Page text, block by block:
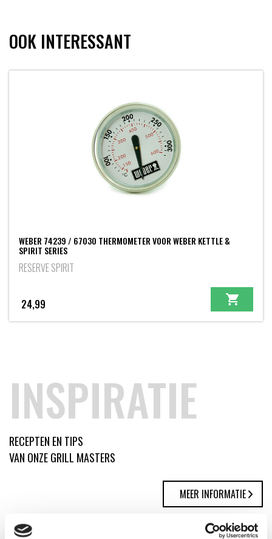
OOK INTERESSANT
WEBER 74239 / 67030 THERMOMETER VOOR WEBER KETTLE &
SPIRIT SERIES
RESERVE SPIRIT
24,99
INSPIRATIE
RECEPTEN EN TIPS
VAN ONZE GRILL MASTERS
MEER INFORMATIE